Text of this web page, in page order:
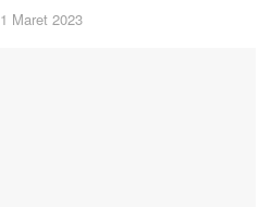
1 Maret 2023